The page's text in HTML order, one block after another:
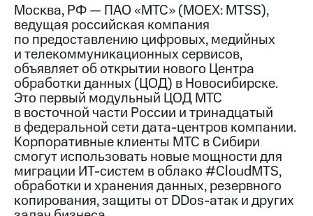
Контакты
Медиа-центр
Пресс-
релизы
МТС
о технологиях
Достижения
Интервью
Финансовая
отчетность
Москва, РФ — ПАО «МТС»(MOEX: MTSS),
ведущая российская компания
по предоставлению цифровых, медийных
и телекоммуникационных сервисов,
объявляет об открытии нового Центра
обработки данных (ЦОД) в Новосибирске.
Это первый модульный ЦОД МТС
в восточной части России и тринадцатый
в федеральной сетидата-центровкомпании.
Корпоративные клиенты МТС в Сибири
смогут использовать новые мощности для
миграции ИТ-систем в облако #CloudMTS,
обработки и хранения данных, резервного
копирования, защиты отDDos-атаки других